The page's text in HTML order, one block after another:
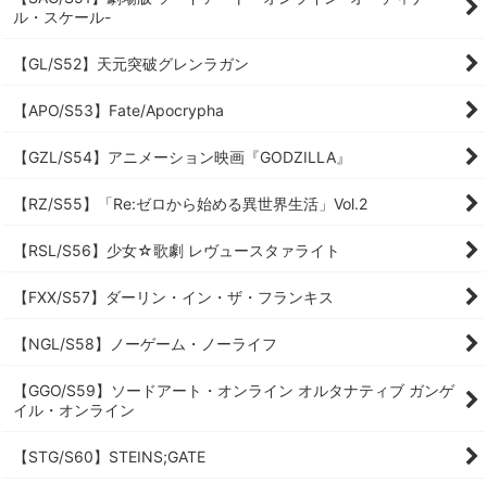
ル・スケール-
【GL/S52】天元突破グレンラガン
【APO/S53】Fate/Apocrypha
【GZL/S54】アニメーション映画『GODZILLA』
【RZ/S55】「Re:ゼロから始める異世界生活」Vol.2
【RSL/S56】少女☆歌劇 レヴュースタァライト
【FXX/S57】ダーリン・イン・ザ・フランキス
【NGL/S58】ノーゲーム・ノーライフ
【GGO/S59】ソードアート・オンライン オルタナティブ ガンゲ
イル・オンライン
【STG/S60】STEINS;GATE